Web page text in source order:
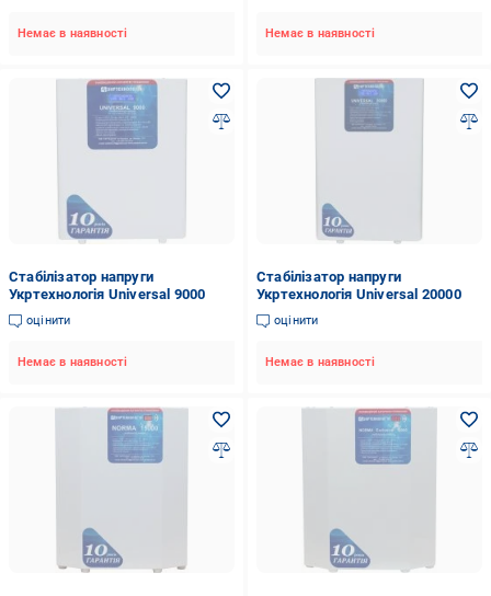
Немає в наявності Немає в наявності
Стабілізатор напруги
Укртехнологія Universal 9000
оцінити
Немає в наявності
Стабілізатор напруги
Укртехнологія Universal 20000
оцінити
Немає в наявності